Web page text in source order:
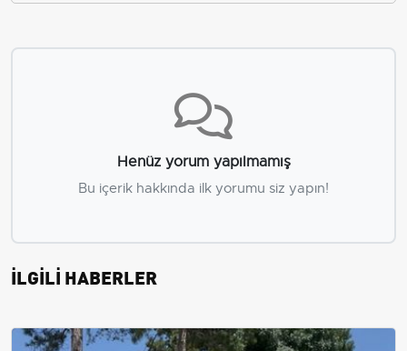
Henüz yorum yapılmamış
Bu içerik hakkında ilk yorumu siz yapın!
İLGİLİ HABERLER